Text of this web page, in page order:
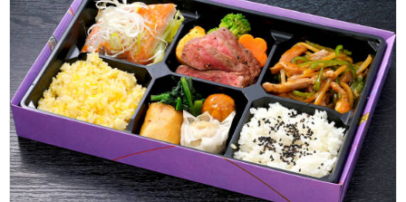
ご利用シーン：会議・セミナー›
ワークショップ
静岡県熱海市熱海2024/12/16